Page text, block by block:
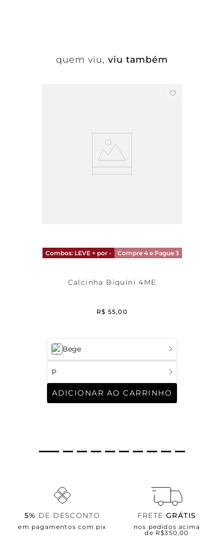
quem viu, viu também
Bege
P
ADICIONAR AO CARRINHO
Combos: LEVE + por - Compre 4 e Pague 3
Calcinha Biquíni 4ME
R$ 55,00
5% DE DESCONTO
em pagamentos com pix
FRETE GRÁTIS
nos pedidos acima
de R$350,00